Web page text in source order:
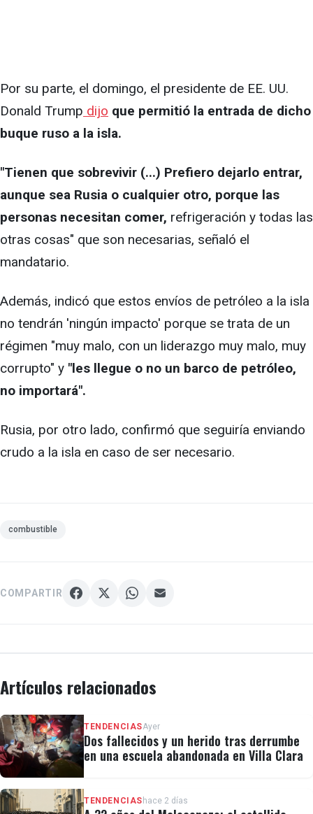
Por su parte, el domingo, el presidente de EE. UU.
Donald Trump dijo que permitió la entrada de dicho
buque ruso a la isla.
"Tienen que sobrevivir (...) Prefiero dejarlo entrar,
aunque sea Rusia o cualquier otro, porque las
personas necesitan comer, refrigeración y todas las
otras cosas" que son necesarias, señaló el
mandatario.
Además, indicó que estos envíos de petróleo a la isla
no tendrán 'ningún impacto' porque se trata de un
régimen "muy malo, con un liderazgo muy malo, muy
corrupto" y "les llegue o no un barco de petróleo,
no importará".
Rusia, por otro lado, confirmó que seguiría enviando
crudo a la isla en caso de ser necesario.
combustible
COMPARTIR
Artículos relacionados
TENDENCIASAyer
Dos fallecidos y un herido tras derrumbe
en una escuela abandonada en Villa Clara
TENDENCIAS hace 2 días